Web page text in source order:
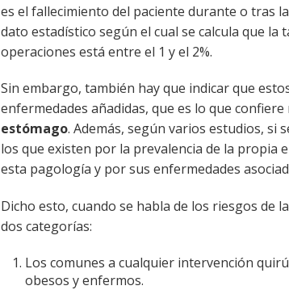
es el fallecimiento del paciente durante o tras
dato estadístico según el cual se calcula que
operaciones está entre el 1 y el 2%.
Sin embargo, también hay que indicar que
enfermedades añadidas, que es lo que confiere
estómago. Además, según varios estudios, si
los que existen por la prevalencia de la propia
esta pagología y por sus enfermedades
Dicho esto, cuando se habla de los riesgos de
dos categorías:
Los comunes a cualquier intervención
obesos y enfermos.